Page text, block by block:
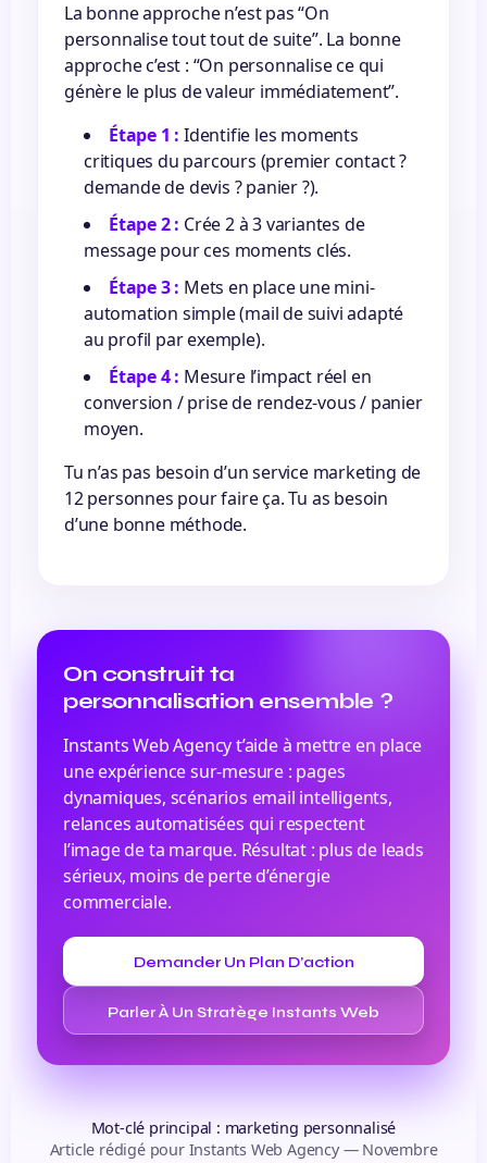
La bonne approche n’est pas “On
personnalise tout tout de suite”. La bonne
approche c’est : “On personnalise ce qui
génère le plus de valeur immédiatement”.
Étape 1 : Identifie les moments
critiques du parcours (premier contact ?
demande de devis ? panier ?).
Étape 2 : Crée 2 à 3 variantes de
message pour ces moments clés.
Étape 3 : Mets en place une mini-
automation simple (mail de suivi adapté
au profil par exemple).
Étape 4 : Mesure l’impact réel en
conversion / prise de rendez-vous / panier
moyen.
Tu n’as pas besoin d’un service marketing de
12 personnes pour faire ça. Tu as besoin
d’une bonne méthode.
On construit ta
personnalisation ensemble ?
Instants Web Agency t’aide à mettre en place
une expérience sur-mesure : pages
dynamiques, scénarios email intelligents,
relances automatisées qui respectent
l’image de ta marque. Résultat : plus de leads
sérieux, moins de perte d’énergie
commerciale.
Demander Un Plan D’action
Personnalisé
Parler À Un Stratège Instants Web
Agency
Mot-clé principal : marketing personnalisé
Article rédigé pour Instants Web Agency — Novembre